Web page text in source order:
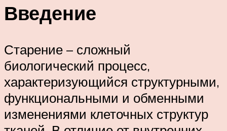
Введение
Старение – сложный
биологический процесс,
характеризующийся структурными,
функциональными и обменными
изменениями клеточных структур